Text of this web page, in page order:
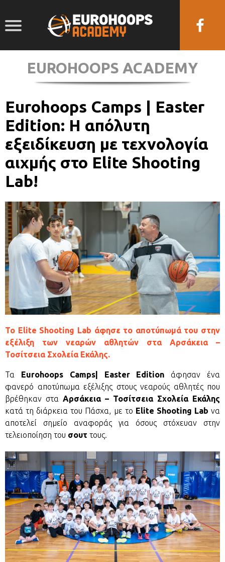
EUROHOOPS ACADEMY
Eurohoops Camps | Easter
Edition: Η απόλυτη
εξειδίκευση με τεχνολογία
αιχμής στο Elite Shooting
Lab!
Το Elite Shooting Lab άφησε το αποτύπωμά του στην
εξέλιξη των νεαρών αθλητών στα Αρσάκεια –
Τοσίτσεια Σχολεία Εκάλης.
Τα Eurohoops Camps| Easter Edition άφησαν ένα
φανερό αποτύπωμα εξέλιξης στους νεαρούς αθλητές που
βρέθηκαν στα Αρσάκεια – Τοσίτσεια Σχολεία Εκάλης
κατά τη διάρκεια του Πάσχα, με το Elite Shooting Lab να
αποτελεί σημείο αναφοράς για όσους στόχευαν στην
τελειοποίηση του σουτ τους.